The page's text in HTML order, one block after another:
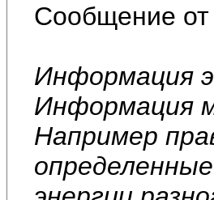
Сообщение от
Информация
Информация
Например